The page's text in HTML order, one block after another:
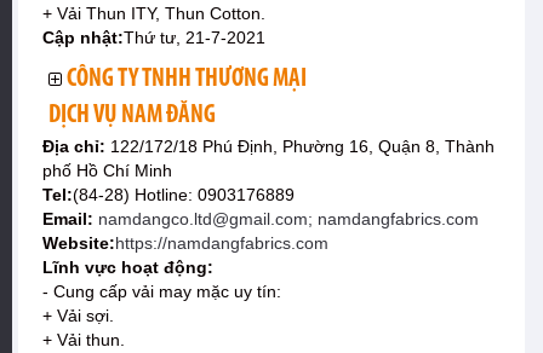
+ Vải Thun ITY, Thun Cotton.
Cập nhật:Thứ tư, 21-7-2021
CÔNG TY TNHH THƯƠNG MẠI
DỊCH VỤ NAM ĐĂNG
Địa chỉ: 122/172/18 Phú Định, Phường 16, Quận 8, Thành
phố Hồ Chí Minh
Tel:(84-28) Hotline: 0903176889
Email: namdangco.ltd@gmail.com; namdangfabrics.com
Website:https://namdangfabrics.com
Lĩnh vực hoạt động:
- Cung cấp vải may mặc uy tín:
+ Vải sợi.
+ Vải thun.